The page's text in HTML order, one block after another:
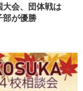
大会、団体戦は
部が優勝